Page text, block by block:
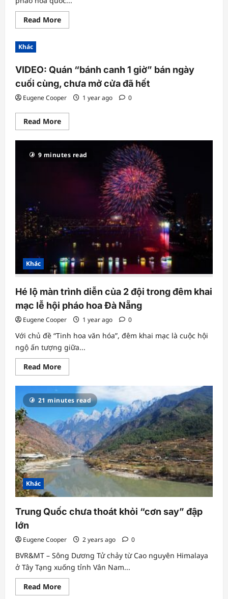
Read MoreRead
more
tưởng
thưởng
thức
lễ
hội
hoa
Đà
Nẵng
Khác
VIDEO: Quán “bánh canh 1 giờ” bán ngày
cuối cùng, chưa mở cửa đã hết
Eugene Cooper 1 year ago 0
Read MoreRead
more
VIDEO:
“bánh
mở
cửa
đã
9 minutes read
Khác
Hé lộ màn trình diễn của 2 đội trong đêm khai
mạc lễ hội pháo hoa Đà Nẵng
Eugene Cooper 1 year ago 0
Với chủ đề “Tinh hoa văn hóa”, đêm khai mạc là cuộc hội
ngộ ấn tượng giữa...
Read MoreRead
more
Hé
lộ
màn
trình
diễn
của
2
đội
trong
đêm
khai
mạc
lễ
hội
pháo
Nẵng
21 minutes read
Khác
Trung Quốc chưa thoát khỏi “cơn say” đập
lớn
Eugene Cooper 2 years ago 0
BVR&MT – Sông Dương Tử chảy từ Cao nguyên Himalaya
ở Tây Tạng xuống tỉnh Vân Nam...
Read MoreRead
more